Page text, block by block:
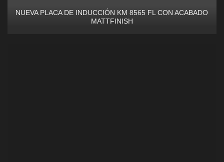
NUEVA PLACA DE INDUCCIÓN KM 8565 FL CON ACABADO
MATTFINISH